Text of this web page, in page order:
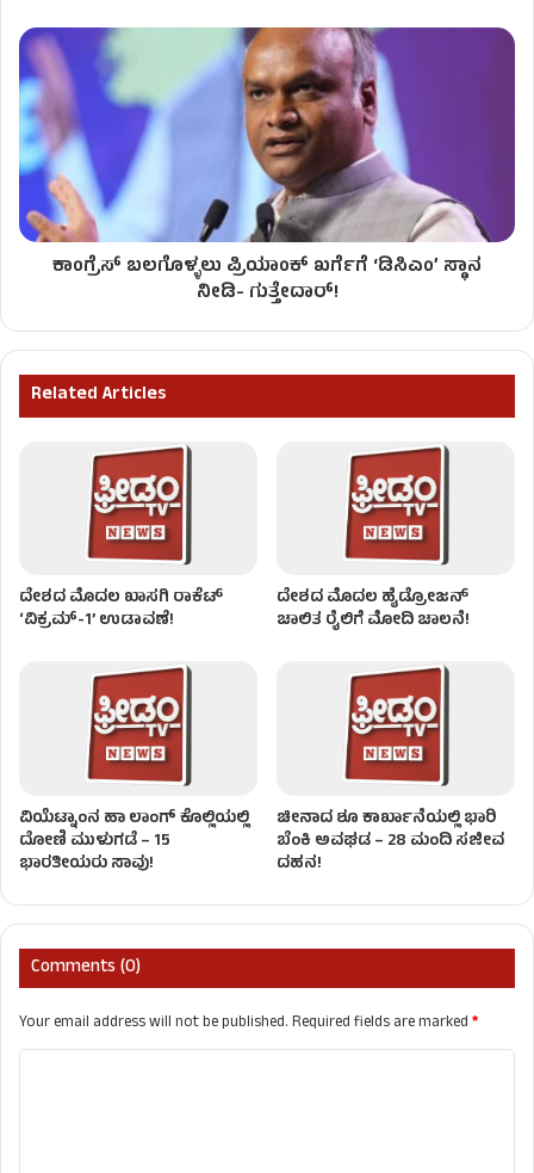
ಕಾಂಗ್ರೆಸ್ ಬಲಗೊಳ್ಳಲು ಪ್ರಿಯಾಂಕ್ ಖರ್ಗೆಗೆ ‘ಡಿಸಿಎಂ’ ಸ್ಥಾನ
ನೀಡಿ- ಗುತ್ತೇದಾರ್!
Related Articles
ದೇಶದ ಮೊದಲ ಖಾಸಗಿ ರಾಕೆಟ್
‘ವಿಕ್ರಮ್-1’ ಉಡಾವಣೆ!
ದೇಶದ ಮೊದಲ ಹೈಡ್ರೋಜನ್‌
ಚಾಲಿತ ರೈಲಿಗೆ ಮೋದಿ ಚಾಲನೆ!
ವಿಯೆಟ್ನಾಂನ ಹಾ ಲಾಂಗ್ ಕೊಲ್ಲಿಯಲ್ಲಿ
ದೋಣಿ ಮುಳುಗಡೆ – 15
ಭಾರತೀಯರು ಸಾವು!
ಚೀನಾದ ಶೂ ಕಾರ್ಖಾನೆಯಲ್ಲಿ ಭಾರಿ
ಬೆಂಕಿ ಅವಘಡ – 28 ಮಂದಿ ಸಜೀವ
ದಹನ!
Comments (0)
Your email address will not be published.Required fields are marked*